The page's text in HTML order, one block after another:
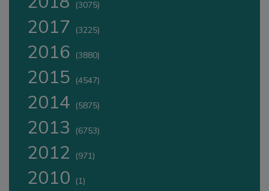
(3075)
2017 (3225)
2016 (3880)
2015 (4547)
2014 (5875)
2013 (6753)
2012 (971)
2010 (1)